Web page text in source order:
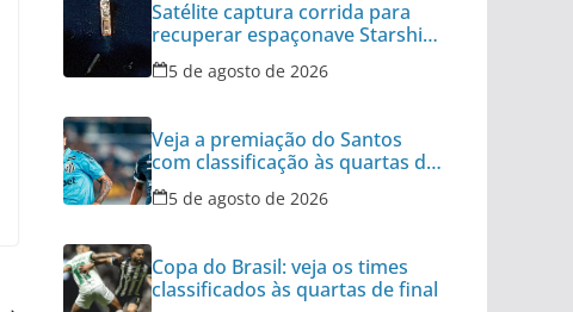
Satélite captura corrida para
recuperar espaçonave Starship
no Oceano
5 de agosto de 2026
Veja a premiação do Santos
com classificação às quartas da
Copa do Brasil
5 de agosto de 2026
Copa do Brasil: veja os times
classificados às quartas de final